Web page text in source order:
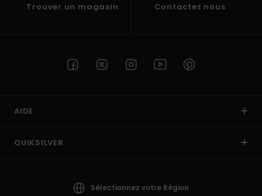
Trouver un magasin Contactez nous
AIDE
QUIKSILVER
Sélectionnez votre Région